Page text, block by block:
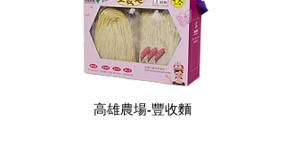
高雄農場-豐收麵